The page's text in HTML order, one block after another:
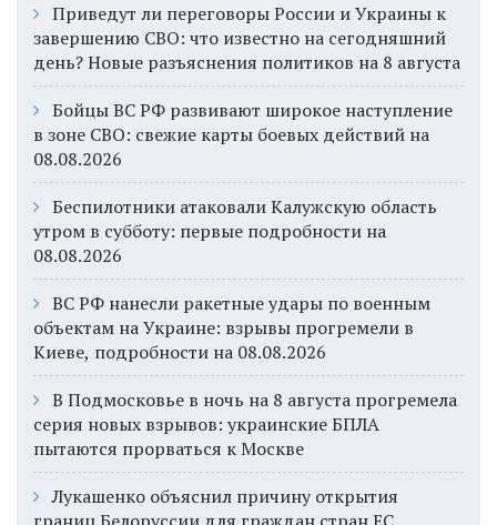
Приведут ли переговоры России и Украины к
завершению СВО: что известно на сегодняшний
день? Новые разъяснения политиков на 8 августа
Бойцы ВС РФ развивают широкое наступление
в зоне СВО: свежие карты боевых действий на
08.08.2026
Беспилотники атаковали Калужскую область
утром в субботу: первые подробности на
08.08.2026
ВС РФ нанесли ракетные удары по военным
объектам на Украине: взрывы прогремели в
Киеве, подробности на 08.08.2026
В Подмосковье в ночь на 8 августа прогремела
серия новых взрывов: украинские БПЛА
пытаются прорваться к Москве
Лукашенко объяснил причину открытия